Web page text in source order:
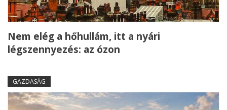
Nem elég a hőhullám, itt a nyári
légszennyezés: az ózon
GAZDASÁG